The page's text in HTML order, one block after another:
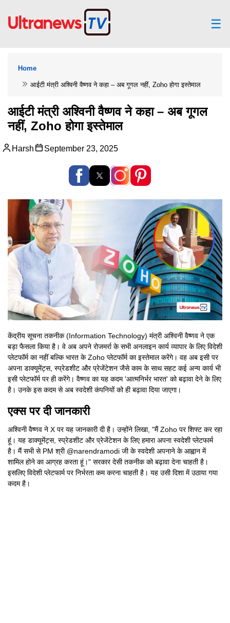
☰
Home
आईटी मंत्री अश्विनी वैष्णव ने कहा – अब गूगल नहीं, Zoho होगा इस्तेमाल
आईटी मंत्री अश्विनी वैष्णव ने कहा – अब गूगल
नहीं, Zoho होगा इस्तेमाल
Harsh September 23, 2025
केंद्रीय सूचना तकनीक (Information Technology) मंत्री अश्विनी वैष्णव ने एक
बड़ा फैसला किया है। वे अब अपने रोजमर्रा के सभी अनलाइन कार्य व्यापार के लिए विदेशी
प्लेटफॉर्म का नहीं बल्कि भारत के Zoho प्लेटफॉर्म का इस्तेमाल करेंगे। वह अब इसी पर
अपना डाक्यूमेंट्स, स्प्रेडशीट और प्रेजेंटेशन जैसे काम के साथ सहट कई अन्य कार्य भी
इसी प्लेटफॉर्म पर ही करेंगे। वैष्णव का यह कदम 'आत्मनिर्भर भारत' को बढ़ावा देने के लिए
है। उनके इस कदम से अब स्वदेशी कंपनियों को ही बढ़ावा दिया जाएगा।
एक्स पर दी जानकारी
अश्विनी वैष्णव ने X पर यह जानकारी दी है। उन्होंने लिखा, "मैं Zoho पर शिफ्ट कर रहा
हूं। यह डाक्यूमेंट्स, स्प्रेडशीट और प्रेजेंटेशन के लिए हमारा अपना स्वदेशी प्लेटफार्म
है। मैं सभी से PM श्री @narendramodi जी के स्वदेशी अपनाने के आह्वान में
शामिल होने का आग्रह करता हूं।" सरकार देसी तकनीक को बढ़ावा देना चाहती है।
इसलिए विदेशी प्लेटफार्म पर निर्भरता कम करना चाहती है। यह उसी दिशा में उठाया गया
कदम है।